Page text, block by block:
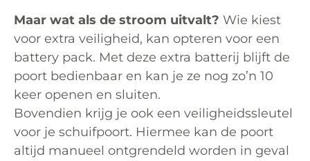
Maar wat als de stroom uitvalt? Wie kiest
voor extra veiligheid, kan opteren voor een
battery pack. Met deze extra batterij blijft de
poort bedienbaar en kan je ze nog zo’n 10
keer openen en sluiten.
Bovendien krijg je ook een veiligheidssleutel
voor je schuifpoort. Hiermee kan de poort
altijd manueel ontgrendeld worden in geval